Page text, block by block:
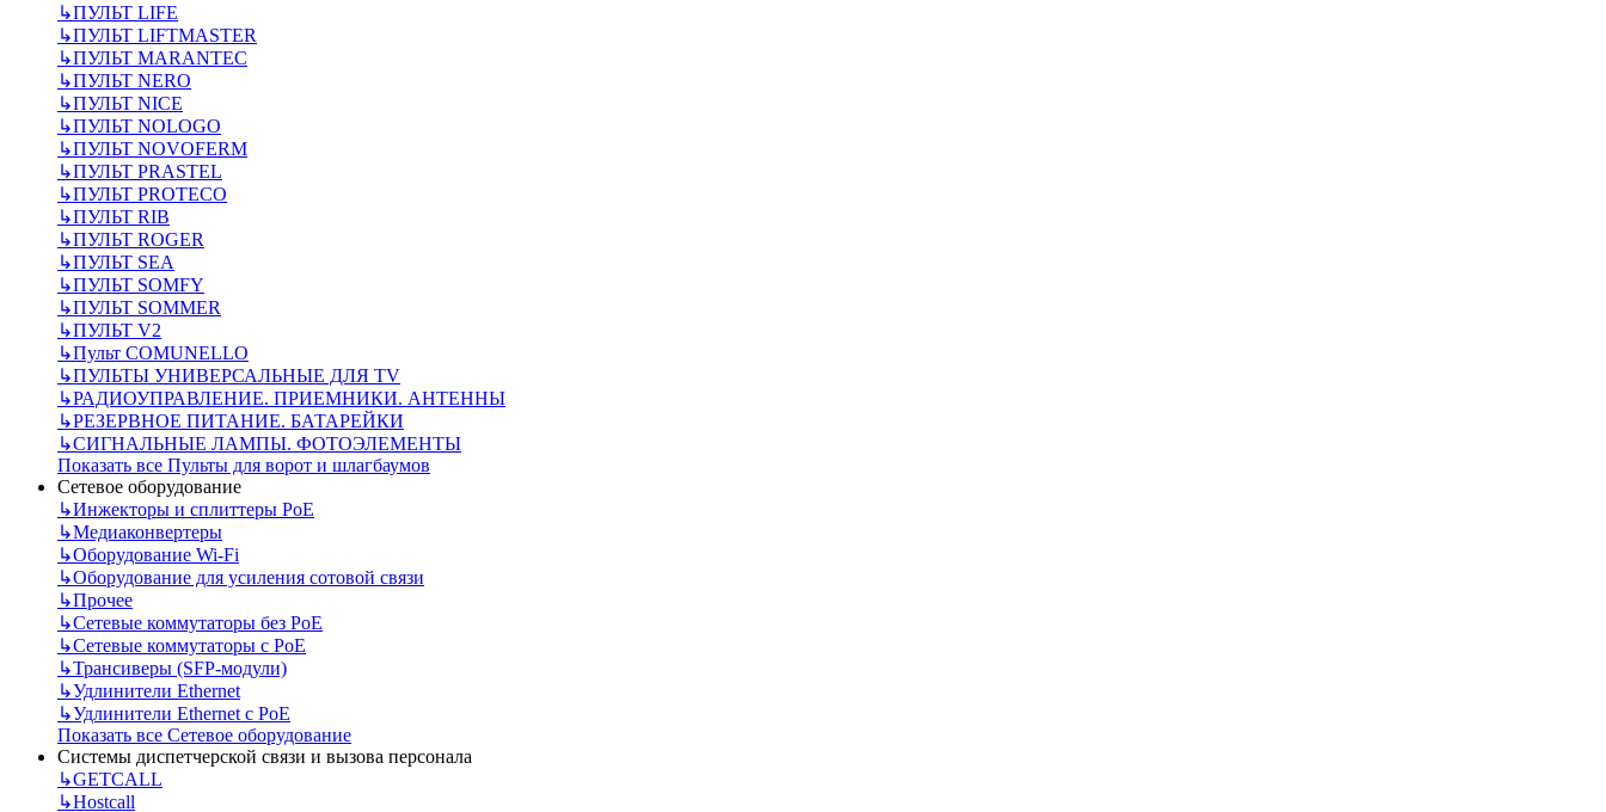
↳ПУЛЬТ LIFE
↳ПУЛЬТ LIFTMASTER
↳ПУЛЬТ MARANTEC
↳ПУЛЬТ NERO
↳ПУЛЬТ NICE
↳ПУЛЬТ NOLOGO
↳ПУЛЬТ NOVOFERM
↳ПУЛЬТ PRASTEL
↳ПУЛЬТ PROTECO
↳ПУЛЬТ RIB
↳ПУЛЬТ ROGER
↳ПУЛЬТ SEA
↳ПУЛЬТ SOMFY
↳ПУЛЬТ SOMMER
↳ПУЛЬТ V2
↳Пульт СOMUNELLO
↳ПУЛЬТЫ УНИВЕРСАЛЬНЫЕ ДЛЯ TV
↳РАДИОУПРАВЛЕНИЕ. ПРИЕМНИКИ. АНТЕННЫ
↳РЕЗЕРВНОЕ ПИТАНИЕ. БАТАРЕЙКИ
↳СИГНАЛЬНЫЕ ЛАМПЫ. ФОТОЭЛЕМЕНТЫ
Показать все Пульты для ворот и шлагбаумов
Сетевое оборудование
↳Инжекторы и сплиттеры РоЕ
↳Медиаконвертеры
↳Оборудование Wi-Fi
↳Оборудование для усиления сотовой связи
↳Прочее
↳Сетевые коммутаторы без РоЕ
↳Сетевые коммутаторы с РоЕ
↳Трансиверы (SFP-модули)
↳Удлинители Ethernet
↳Удлинители Ethernet с PoE
Показать все Сетевое оборудование
Системы диспетчерской связи и вызова персонала
↳GETCALL
↳Hostcall